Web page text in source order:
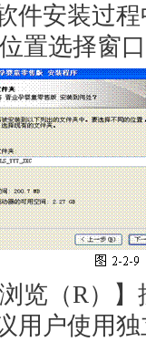
件安装过程
置选择窗
览（R）
用户使用独